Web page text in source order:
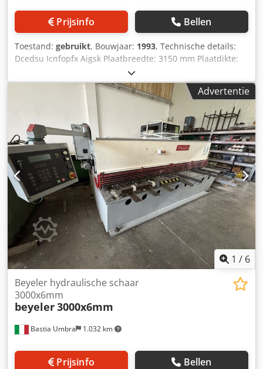
Prijsinfo Bellen
Toestand: gebruikt, Bouwjaar: 1993, Technische details:
Dcedsu Icnfopfx Aigsk Plaatbreedte: 3150 mm Plaatdikte:
13 mm Breedte standaard: 3670 mm Lengte blad: 3150
mm Vasthoudinrichting: 18 stuks Achteraanslag:
gemotoriseerd 1000 Hoogte boven vloer: 850 mm Aantal
bedrijfsuren: 3256 Tafelafmetingen: LxB: 3770 x 500 mm
Totaal benodigd vermogen: 30 kW Machinegewicht
ongeveer: 12,9 ton Afmetingen machine: 4,4 x 2,8 x 2,4 m
Korte slag Continue werking Sleufverlichting Hydraulische
plaatvouwinrichting lichtscherm achteraan
Positioneerbare achteraanslag *
Advertentie
1 / 6
Bastia Umbra 1.032 km
Beyeler hydraulische schaar
3000x6mm
beyeler3000x6mm
Prijsinfo Bellen